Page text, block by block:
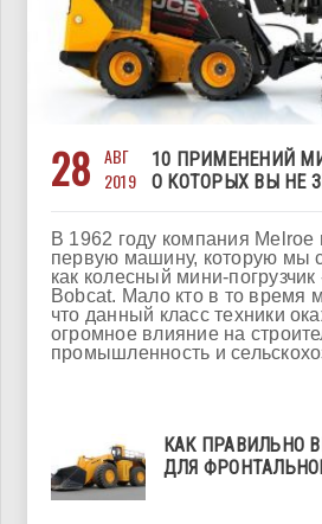
28 АВГ
2019
10 ПРИМЕНЕНИЙ
О КОТОРЫХ ВЫ НЕ
В 1962 году компания Melroe
первую машину, которую мы
как колесный мини-
Bobcat. Мало кто в то время
что данный класс техники
огромное влияние на
промышленность и
КАК ПРАВИЛЬНО
ДЛЯ